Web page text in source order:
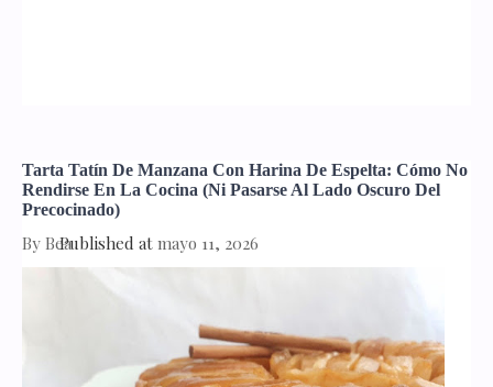
Tarta Tatín De Manzana Con Harina De Espelta: Cómo No
Rendirse En La Cocina (ni Pasarse Al Lado Oscuro Del
Precocinado)
By BeaPublished at mayo 11, 2026